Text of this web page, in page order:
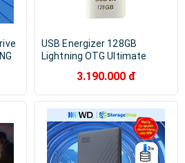
USB Energizer 128GB
Lightning OTG Ultimate
3.190.000 đ